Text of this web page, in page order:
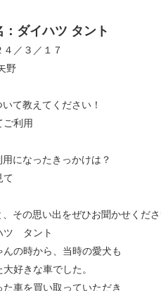
：ダイハツ タント
／３／１７
野
て教えてください！
ご利用
用になったきっかけは？
て
、その思い出をぜひお聞かせくださ
ツ タント
の時から、当時の愛犬も
好きな車でした。
車を買い取っていただき